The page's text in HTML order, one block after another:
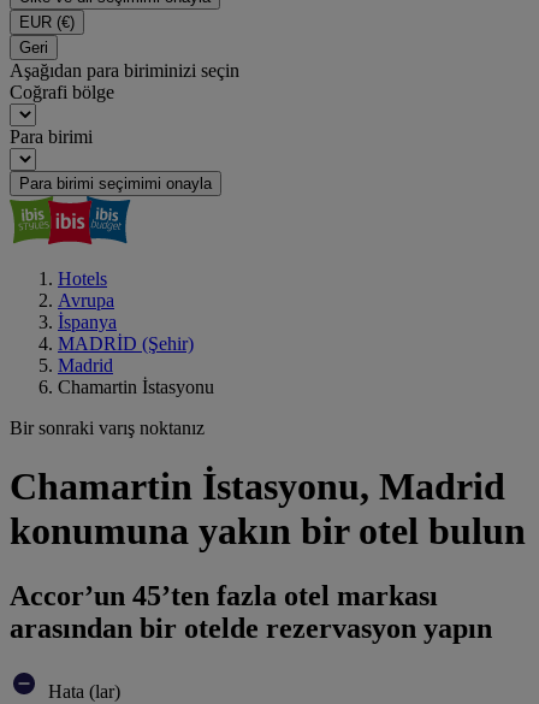
EUR (€)
Geri
Aşağıdan para biriminizi seçin
Coğrafi bölge
Para birimi
Para birimi seçimimi onayla
Hotels
Avrupa
İspanya
MADRİD (Şehir)
Madrid
Chamartin İstasyonu
Bir sonraki varış noktanız
Chamartin İstasyonu, Madrid
konumuna yakın bir otel bulun
Accor’un 45’ten fazla otel markası
arasından bir otelde rezervasyon yapın
Hata (lar)